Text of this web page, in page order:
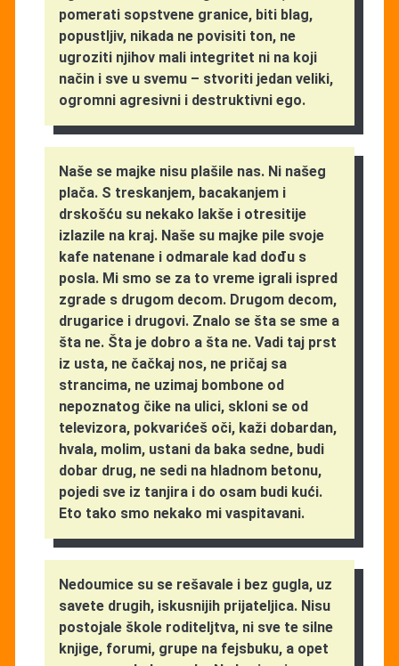
pomerati sopstvene granice, biti blag,
popustljiv, nikada ne povisiti ton, ne
ugroziti njihov mali integritet ni na koji
način i sve u svemu – stvoriti jedan veliki,
ogromni agresivni i destruktivni ego.
Naše se majke nisu plašile nas. Ni našeg
plača. S treskanjem, bacakanjem i
drskošću su nekako lakše i otresitije
izlazile na kraj. Naše su majke pile svoje
kafe natenane i odmarale kad dođu s
posla. Mi smo se za to vreme igrali ispred
zgrade s drugom decom. Drugom decom,
drugarice i drugovi. Znalo se šta se sme a
šta ne. Šta je dobro a šta ne. Vadi taj prst
iz usta, ne čačkaj nos, ne pričaj sa
strancima, ne uzimaj bombone od
nepoznatog čike na ulici, skloni se od
televizora, pokvarićeš oči, kaži dobardan,
hvala, molim, ustani da baka sedne, budi
dobar drug, ne sedi na hladnom betonu,
pojedi sve iz tanjira i do osam budi kući.
Eto tako smo nekako mi vaspitavani.
Nedoumice su se rešavale i bez gugla, uz
savete drugih, iskusnijih prijateljica. Nisu
postojale škole roditeljtva, ni sve te silne
knjige, forumi, grupe na fejsbuku, a opet